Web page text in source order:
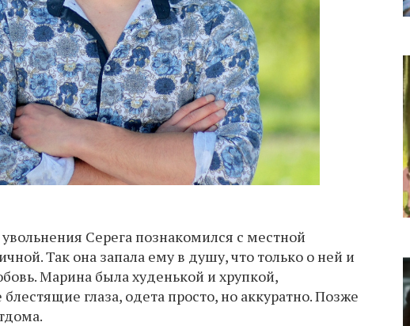
Серега познакомился с местной
Так она запала ему в душу, что только о ней и
Марина была худенькой и хрупкой,
глаза, одета просто, но аккуратно. Позже